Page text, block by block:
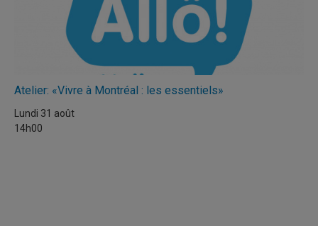
Atelier: «Vivre à Montréal : les essentiels»
Lundi 31 août
14h00